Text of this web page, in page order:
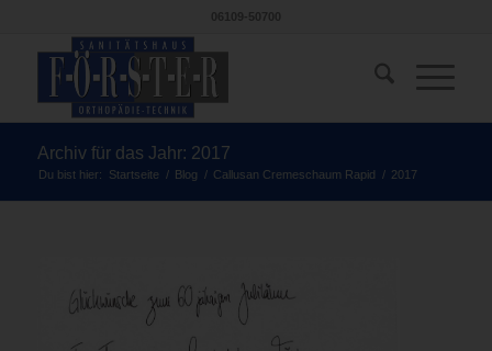
Archiv für das Jahr: 2017
Du bist hier: Startseite / Blog / Callusan Cremeschaum Rapid / 2017